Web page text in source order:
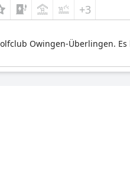
+3
Owingen-Überlingen.